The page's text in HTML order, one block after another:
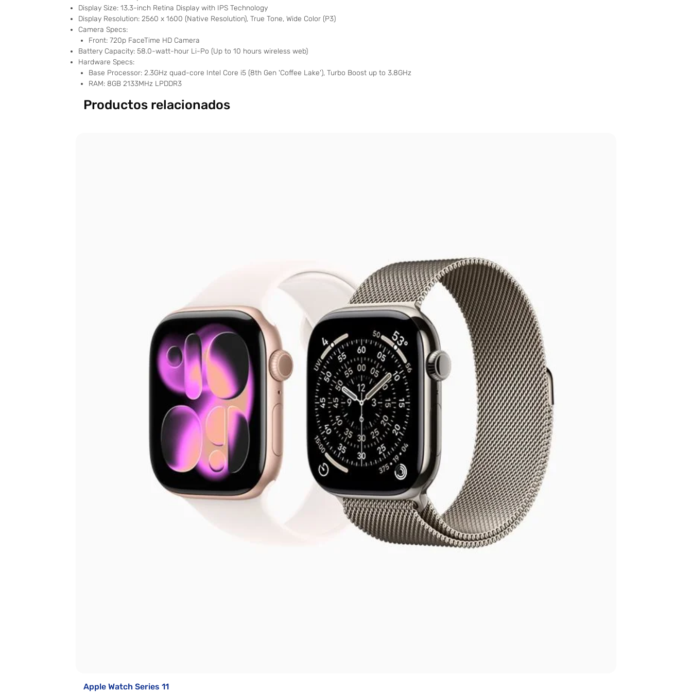
Display Size: 13.3-inch Retina Display with IPS Technology
Display Resolution: 2560 x 1600 (Native Resolution), True Tone, Wide Color (P3)
Camera Specs:
Front: 720p FaceTime HD Camera
Battery Capacity: 58.0-watt-hour Li-Po (Up to 10 hours wireless web)
Hardware Specs:
Base Processor: 2.3GHz quad-core Intel Core i5 (8th Gen 'Coffee Lake'), Turbo Boost up to 3.8GHz
RAM: 8GB 2133MHz LPDDR3
Productos relacionados
Apple Watch Series 11